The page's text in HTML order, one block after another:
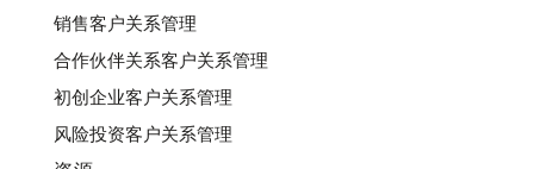
销售客户关系管理
合作伙伴关系客户关系管理
初创企业客户关系管理
风险投资客户关系管理